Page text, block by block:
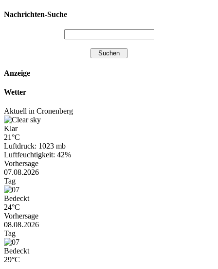
Nachrichten-Suche
Anzeige
Wetter
Aktuell in Cronenberg
Klar
21°C
Luftdruck: 1023 mb
Luftfeuchtigkeit: 42%
Vorhersage
07.08.2026
Tag
Bedeckt
24°C
Vorhersage
08.08.2026
Tag
Bedeckt
29°C